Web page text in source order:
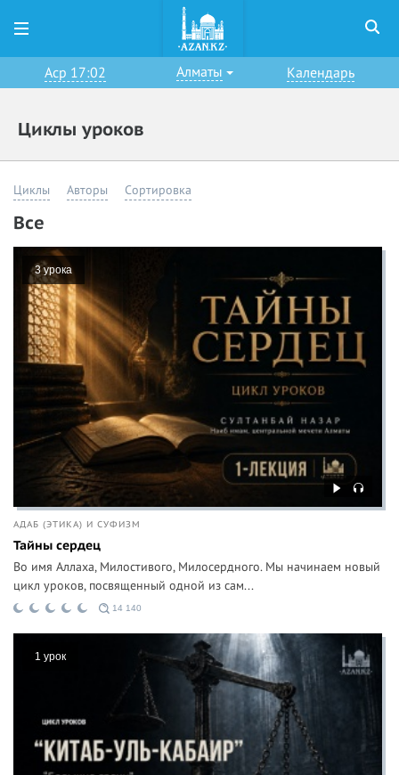
Аср 17:02 Алматы Календарь
Циклы уроков
Циклы Авторы Сортировка
Все
3 урока
АДАБ (ЭТИКА) И СУФИЗМ
Тайны сердец
Во имя Аллаха, Милостивого, Милосердного. Мы начинаем новый
цикл уроков, посвященный одной из сам...
14 140
1 урок